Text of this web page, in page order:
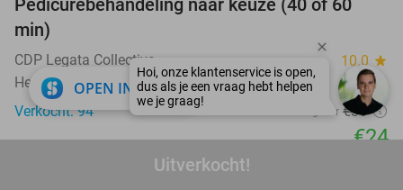
Uitverkocht!
31%
Pedicurebehandeling naar keuze (40 of 60
min)
CDP Legata Collective 10.0 star
Heerlen
Verkocht: 94
Regulier €35
€24
OPEN IN APP close